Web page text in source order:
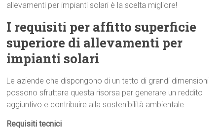
allevamenti per impianti solari è la scelta migliore!
I requisiti per affitto superficie
superiore di allevamenti per
impianti solari
Le aziende che dispongono di un tetto di grandi dimensioni
possono sfruttare questa risorsa per generare un reddito
aggiuntivo e contribuire alla sostenibilità ambientale.
Requisiti tecnici